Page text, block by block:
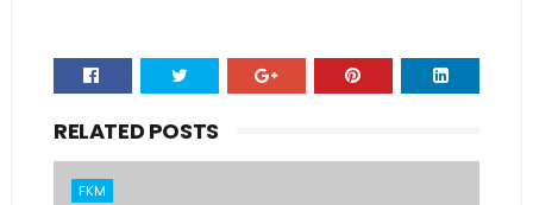
RELATED POSTS
FKM